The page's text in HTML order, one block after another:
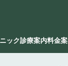
ック診療案内料金